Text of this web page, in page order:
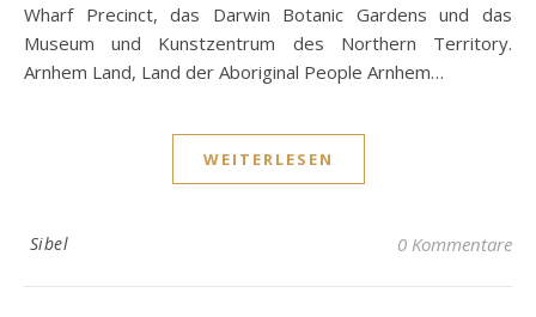
Wharf Precinct, das Darwin Botanic Gardens und das
Museum und Kunstzentrum des Northern Territory.
Arnhem Land, Land der Aboriginal People Arnhem…
WEITERLESEN
Sibel 0 Kommentare